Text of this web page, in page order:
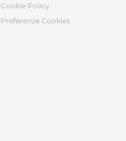
Cookie Policy
Preferenze Cookies